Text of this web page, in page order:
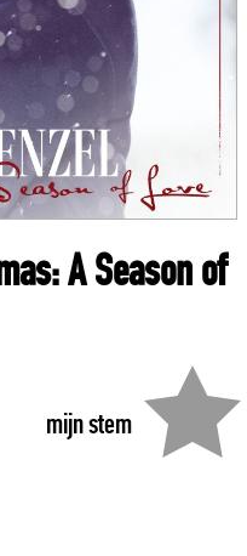
A Season of
mijn stem